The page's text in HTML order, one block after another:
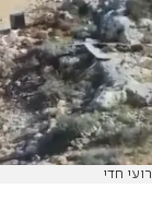
רועי חדי